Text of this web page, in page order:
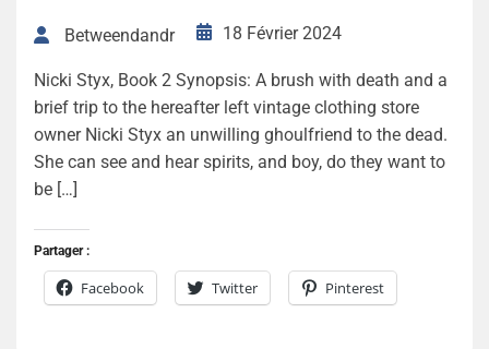
Betweendandr 18 Février 2024
Nicki Styx, Book 2 Synopsis: A brush with death and a
brief trip to the hereafter left vintage clothing store
owner Nicki Styx an unwilling ghoulfriend to the dead.
She can see and hear spirits, and boy, do they want to
be […]
Partager :
Facebook Twitter Pinterest